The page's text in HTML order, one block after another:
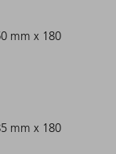
mm x 180
mm x 180